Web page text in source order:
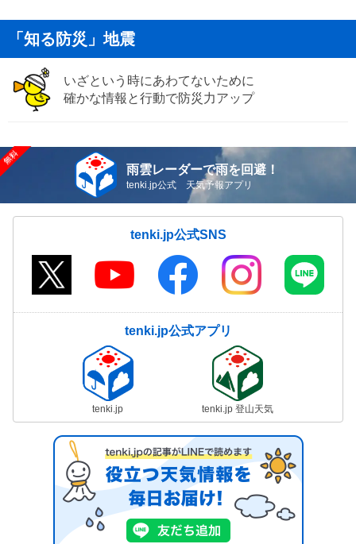
「知る防災」地震
いざという時にあわてないために
確かな情報と行動で防災力アップ
雨雲レーダーで雨を回避！
tenki.jp公式 天気予報アプリ
tenki.jp公式SNS
tenki.jp公式アプリ
tenki.jp tenki.jp 登山天気